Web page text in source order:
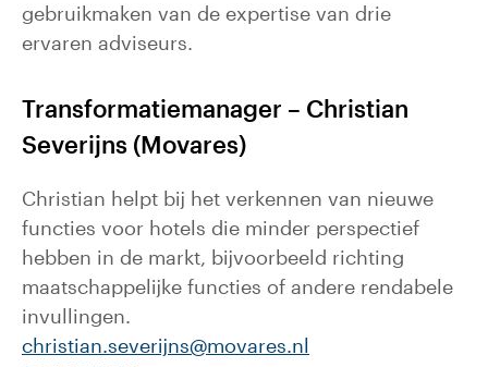
gebruikmaken van de expertise van drie
ervaren adviseurs.
Transformatiemanager – Christian
Severijns (Movares)
Christian helpt bij het verkennen van nieuwe
functies voor hotels die minder perspectief
hebben in de markt, bijvoorbeeld richting
maatschappelijke functies of andere rendabele
invullingen.
christian.severijns@movares.nl